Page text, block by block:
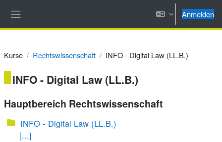
Anmelden
Kurse Rechtswissenschaft INFO - Digital Law (LL.B.)
INFO - Digital Law (LL.B.)
Hauptbereich Rechtswissenschaft
INFO - Digital Law (LL.B.)
[...]